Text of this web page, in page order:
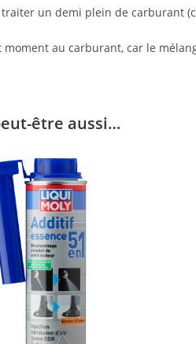
un demi plein de carburant
au carburant, car le
être aussi…